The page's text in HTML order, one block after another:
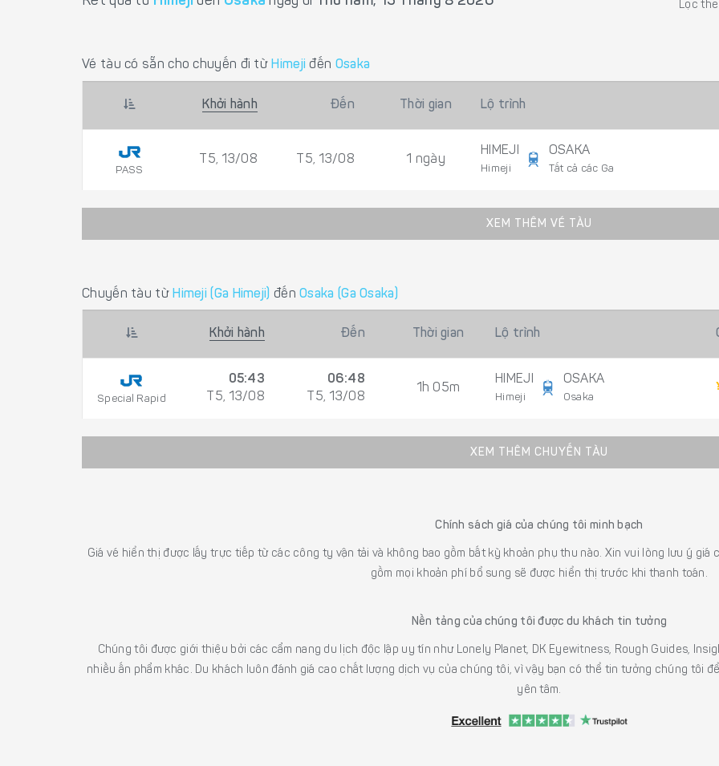
Lọc
Vé tàu có sẵn cho chuyến đi từ Himeji đến Osaka
Khởi hành Đến Thời gian Lộ trình
PASS
T5, 13/08 T5, 13/08 1 ngày
HIMEJI
Himeji
OSAKA
Tất cả các Ga
XEM THÊM VÉ TÀU
Chuyến tàu từ Himeji (Ga Himeji) đếnOsaka (Ga Osaka)
Khởi hành Đến Thời gian Lộ trình
Special Rapid
05:43
T5, 13/08
06:48
T5, 13/08
1h 05m
HIMEJI
Himeji
OSAKA
Osaka
XEM THÊM CHUYẾN TÀU
Chính sách giá của chúng tôi minh bạch
Giá vé hiển thị được lấy trực tiếp từ các công ty vận tải và không bao gồm bất kỳ khoản phụ thu nào. Xin vui lòng lưu ý giá
gồm mọi khoản phí bổ sung sẽ được hiển thị trước khi thanh toán.
Nền tảng của chúng tôi được du khách tin tưởng
Chúng tôi được giới thiệu bởi các cẩm nang du lịch độc lập uy tín như Lonely Planet, DK Eyewitness, Rough Guides,
nhiều ấn phẩm khác. Du khách luôn đánh giá cao chất lượng dịch vụ của chúng tôi, vì vậy bạn có thể tin tưởng chúng tôi
yên tâm.